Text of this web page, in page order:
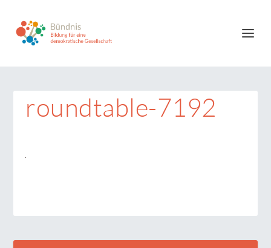
roundtable-7192